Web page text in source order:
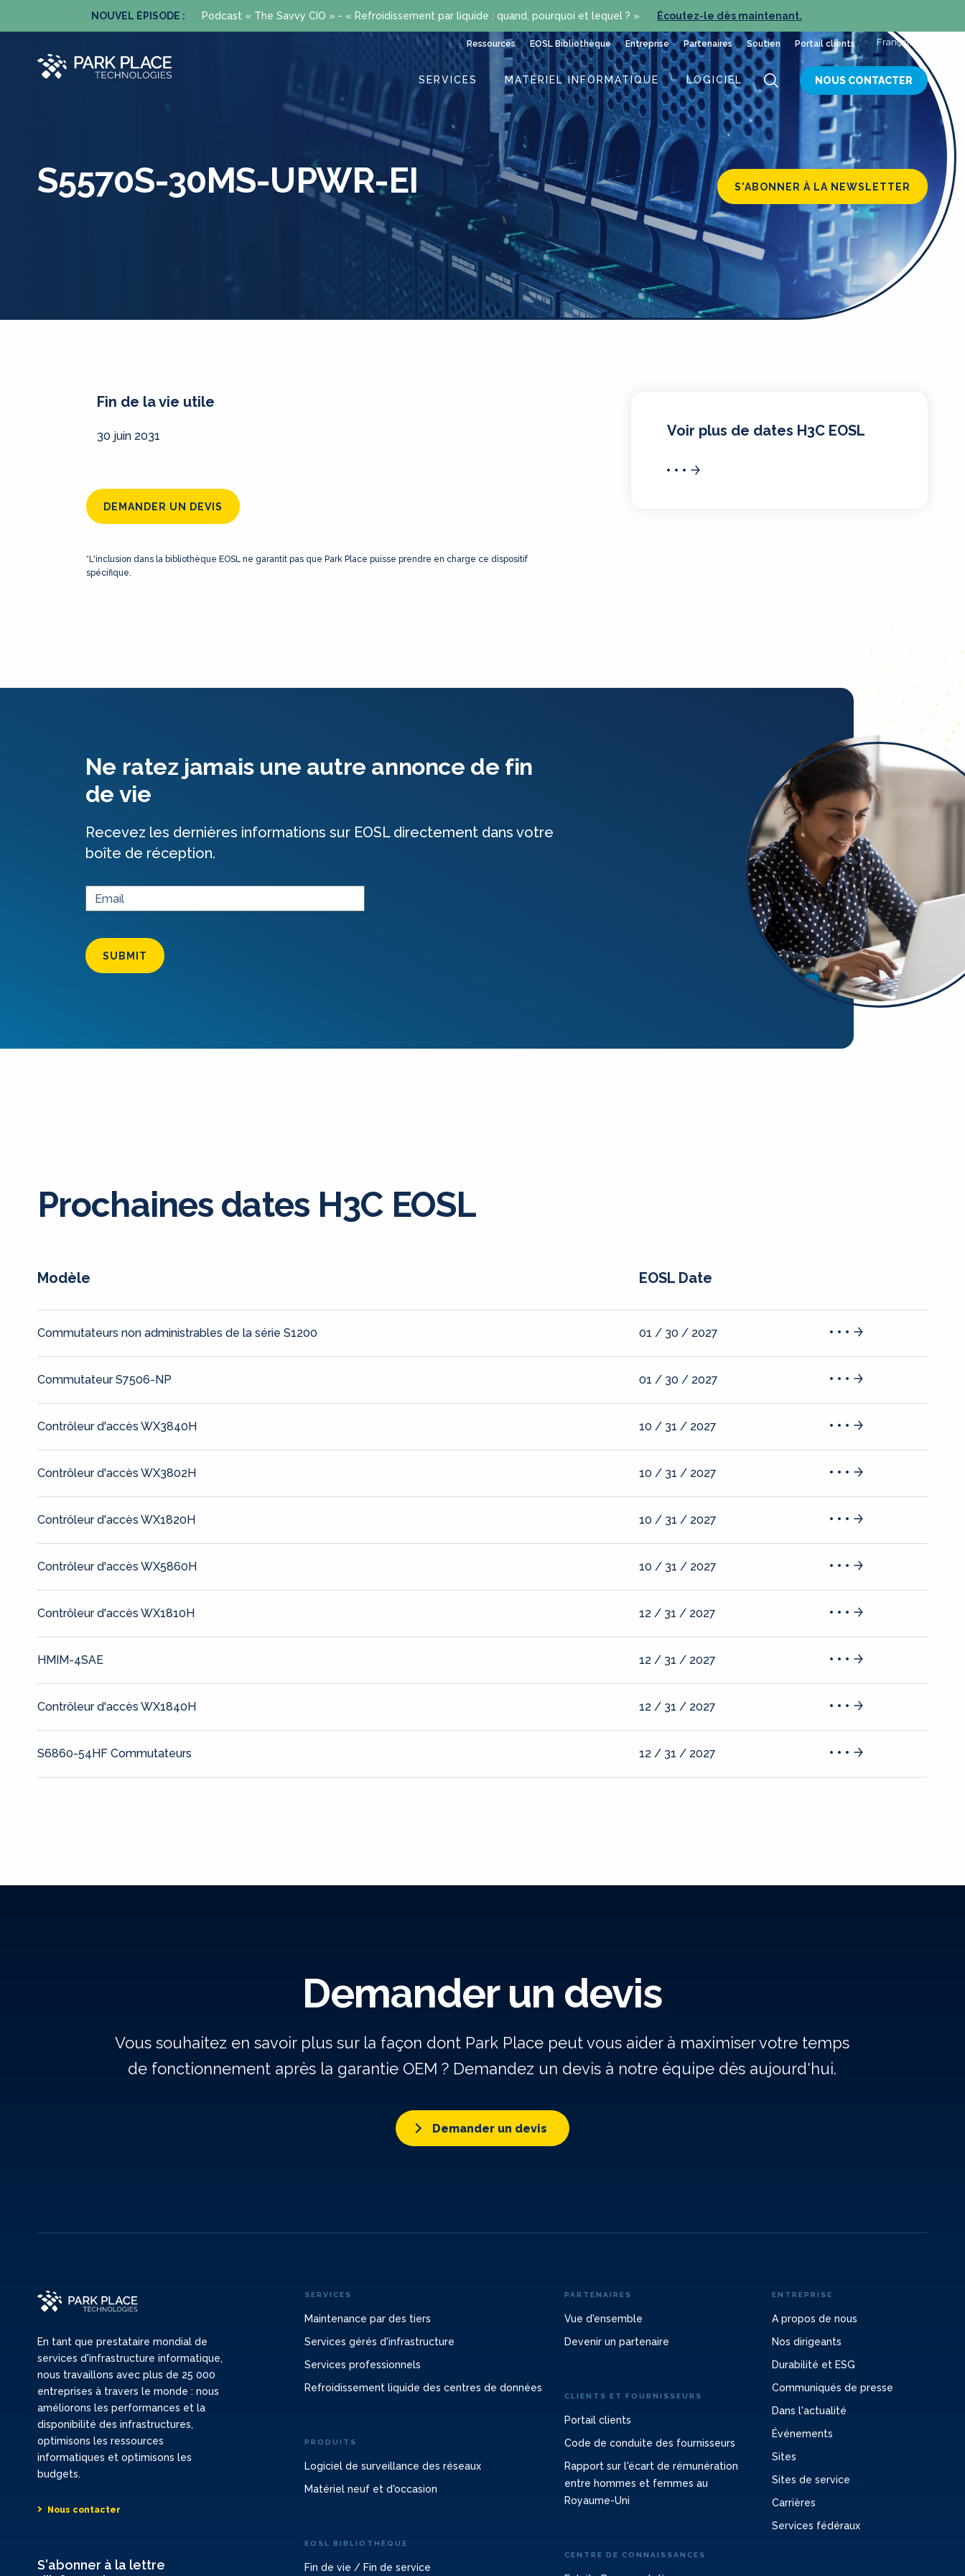
NOUVEL ÉPISODE : Podcast « The Savvy CIO » - « Refroidissement par liquide : quand, pourquoi et lequel ? » Écoutez-le dès maintenant.
Ressources EOSL Bibliothèque Entreprise Partenaires Soutien Portail clients Français
SERVICES MATÉRIEL INFORMATIQUE LOGICIEL NOUS CONTACTER
S'ABONNER À LA NEWSLETTER
S5570S-30MS-UPWR-EI
Fin de la vie utile
30 juin 2031
DEMANDER UN DEVIS
*L'inclusion dans la bibliothèque EOSL ne garantit pas que Park Place puisse prendre en charge ce dispositif
spécifique.
Voir plus de dates H3C EOSL
Ne ratez jamais une autre annonce de fin
de vie
Recevez les dernières informations sur EOSL directement dans votre
boîte de réception.
SUBMIT
Prochaines dates H3C EOSL
Modèle EOSL Date
Commutateurs non administrables de la série S1200 01 / 30 / 2027
Commutateur S7506-NP 01 / 30 / 2027
Contrôleur d'accès WX3840H 10 / 31 / 2027
Contrôleur d'accès WX3802H 10 / 31 / 2027
Contrôleur d'accès WX1820H 10 / 31 / 2027
Contrôleur d'accès WX5860H 10 / 31 / 2027
Contrôleur d'accès WX1810H 12 / 31 / 2027
HMIM-4SAE 12 / 31 / 2027
Contrôleur d'accès WX1840H 12 / 31 / 2027
S6860-54HF Commutateurs 12 / 31 / 2027
Demander un devis
Vous souhaitez en savoir plus sur la façon dont Park Place peut vous aider à maximiser votre temps
de fonctionnement après la garantie OEM ? Demandez un devis à notre équipe dès aujourd'hui.
Demander un devis
En tant que prestataire mondial de
services d'infrastructure informatique,
nous travaillons avec plus de 25 000
entreprises à travers le monde : nous
améliorons les performances et la
disponibilité des infrastructures,
optimisons les ressources
informatiques et optimisons les
budgets.
Nous contacter
S'abonner à la lettre
SERVICES
Maintenance par des tiers
Services gérés d'infrastructure
Services professionnels
Refroidissement liquide des centres de données
PRODUITS
Logiciel de surveillance des réseaux
Matériel neuf et d'occasion
EOSL BIBLIOTHÈQUE
Fin de vie / Fin de service
PARTENAIRES
Vue d'ensemble
Devenir un partenaire
CLIENTS ET FOURNISSEURS
Portail clients
Code de conduite des fournisseurs
Rapport sur l'écart de rémunération
entre hommes et femmes au
Royaume-Uni
CENTRE DE CONNAISSANCES
ENTREPRISE
A propos de nous
Nos dirigeants
Durabilité et ESG
Communiqués de presse
Dans l'actualité
Événements
Sites
Sites de service
Carrières
Services fédéraux